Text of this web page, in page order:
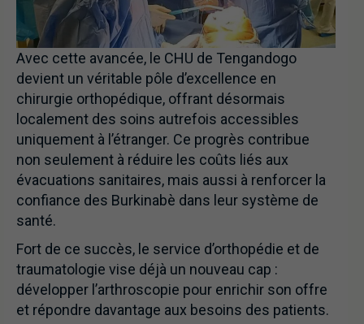
Avec cette avancée, le CHU de Tengandogo
devient un véritable pôle d’excellence en
chirurgie orthopédique, offrant désormais
localement des soins autrefois accessibles
uniquement à l’étranger. Ce progrès contribue
non seulement à réduire les coûts liés aux
évacuations sanitaires, mais aussi à renforcer la
confiance des Burkinabè dans leur système de
santé.
Fort de ce succès, le service d’orthopédie et de
traumatologie vise déjà un nouveau cap :
développer l’arthroscopie pour enrichir son offre
et répondre davantage aux besoins des patients.